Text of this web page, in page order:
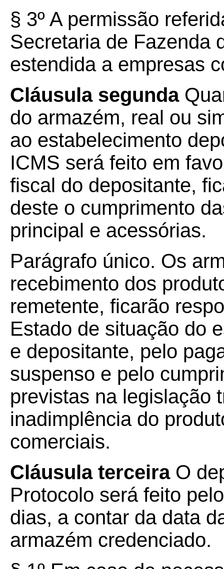
§ 3º A permissão
Secretaria de Fazenda
estendida a empresas
Cláusula segunda
do armazém, real ou
ao estabelecimento
ICMS será feito em
fiscal do depositante,
deste o cumprimento
principal e acessórias.
Parágrafo único. Os
recebimento dos
remetente, ficarão
Estado de situação do
e depositante, pelo
suspenso e pelo
previstas na legislação
inadimplência do
comerciais.
Cláusula terceiraO
Protocolo será feito
dias, a contar da data
armazém credenciado.